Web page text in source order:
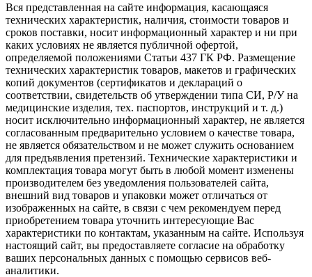
Вся представленная на сайте информация, касающаяся
технических характеристик, наличия, стоимости товаров и
сроков поставки, носит информационный характер и ни при
каких условиях не является публичной офертой,
определяемой положениями Статьи 437 ГК РФ. Размещение
технических характеристик товаров, макетов и графических
копий документов (сертификатов и деклараций о
соответствии, свидетельств об утверждении типа СИ, Р/У на
медицинские изделия, тех. паспортов, инструкций и т. д.)
носит исключительно информационный характер, не является
согласованным предварительно условием о качестве товара,
не является обязательством и не может служить основанием
для предъявления претензий. Технические характеристики и
комплектация товара могут быть в любой момент изменены
производителем без уведомления пользователей сайта,
внешний вид товаров и упаковки может отличаться от
изображенных на сайте, в связи с чем рекомендуем перед
приобретением товара уточнить интересующие Вас
характеристики по контактам, указанным на сайте. Используя
настоящий сайт, вы предоставляете согласие на обработку
ваших персональных данных с помощью сервисов веб-
аналитики.